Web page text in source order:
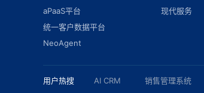
aPaaS平台
统一客户数据平台
NeoAgent
现代服务
用户热搜
AI CRM
销售管理系统